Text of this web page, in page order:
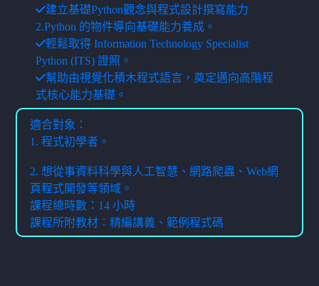
建立基礎Python觀念與程式設計撰寫能力
2.Python 的物件導向基礎能力養成。
輕鬆取得 Information Technology Specialist
Python (ITS) 證照。
幫助由視覺化積木程式語言，奠定邁向高階程
式核心能力基礎。
適合對象：
1. 程式初學者。
2. 想從事資料科學與人工智慧、網路爬蟲、Web網
頁程式開發等領域。
課程總時數：14 小時
課程所附教材：精編講義、範例程式碼